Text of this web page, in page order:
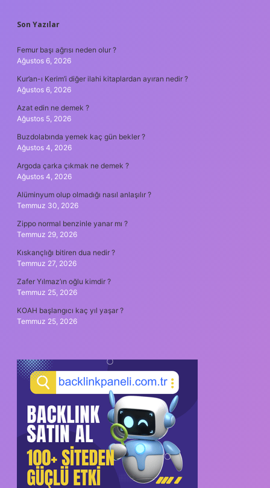
SIDEBAR
Son Yazılar
Femur başı ağrısı neden olur ?
Ağustos 6, 2026
Kur’an-ı Kerim’i diğer ilahi kitaplardan ayıran nedir ?
Ağustos 6, 2026
Azat edin ne demek ?
Ağustos 5, 2026
Buzdolabında yemek kaç gün bekler ?
Ağustos 4, 2026
Argoda çarka çıkmak ne demek ?
Ağustos 4, 2026
Alüminyum olup olmadığı nasıl anlaşılır ?
Temmuz 30, 2026
Zippo normal benzinle yanar mı ?
Temmuz 29, 2026
Kıskançlığı bitiren dua nedir ?
Temmuz 27, 2026
Zafer Yılmaz’ın oğlu kimdir ?
Temmuz 25, 2026
KOAH başlangıcı kaç yıl yaşar ?
Temmuz 25, 2026